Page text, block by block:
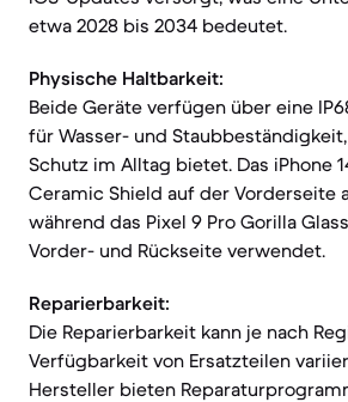
etwa 2028 bis 2034 bedeutet.
Physische Haltbarkeit:
Beide Geräte verfügen über eine
für Wasser- und
Schutz im Alltag bietet. Das iPhone
Ceramic Shield auf der Vorderseite
während das Pixel 9 Pro Gorilla
Vorder- und Rückseite verwendet.
Reparierbarkeit:
Die Reparierbarkeit kann je nach
Verfügbarkeit von Ersatzteilen
Hersteller bieten